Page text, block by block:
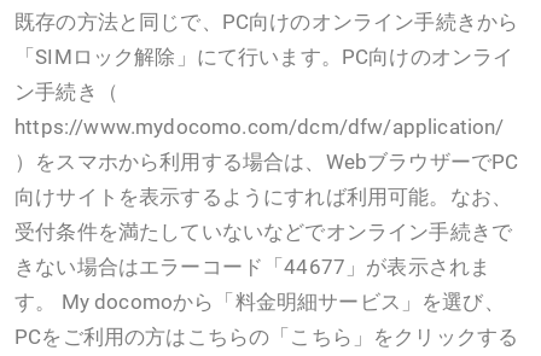
既存の方法と同じで、PC向けのオンライン手続きから
「SIMロック解除」にて行います。PC向けのオンライ
ン手続き（
https://www.mydocomo.com/dcm/dfw/application/
）をスマホから利用する場合は、WebブラウザーでPC
向けサイトを表示するようにすれば利用可能。なお、
受付条件を満たしていないなどでオンライン手続きで
きない場合はエラーコード「44677」が表示されま
す。 My docomoから「料金明細サービス」を選び、
PCをご利用の方はこちらの「こちら」をクリックする